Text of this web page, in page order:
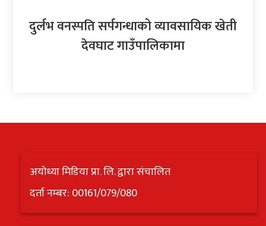
खेलकुद
क्लिक
राशिफल
फोटो
दुर्लभ वनस्पति सर्पगन्धाको व्यावसायिक खेती
देवघाट गाउँपालिकामा
अयोध्या मिडिया प्रा. लि. द्वारा संचालित
दर्ता नम्बर: 00161/079/080